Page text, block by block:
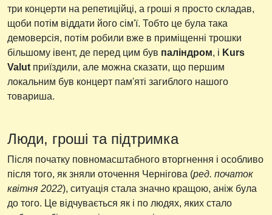
три концерти на репетиційці, а гроші я просто складав,
щоби потім віддати його сім'ї. Тобто це була така
демоверсія, потім робили вже в приміщенні трошки
більшому івент, де перед цим був паліндром, і Kurs
Valut приїздили, але можна сказати, що першим
локальним був концерт пам'яті загиблого нашого
товариша.
Люди, гроші та підтримка
Після початку повномасштабного вторгнення і особливо
після того, як зняли оточення Чернігова (ред. початок
квітня 2022), ситуація стала значно кращою, аніж була
до того. Це відчувається як і по людях, яких стало